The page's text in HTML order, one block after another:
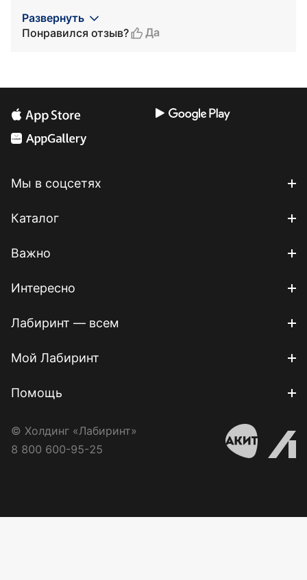
Развернуть
Понравился отзыв?
Да
Мы в соцсетях
Каталог
Важно
Интересно
Лабиринт — всем
Мой Лабиринт
Помощь
© Холдинг «Лабиринт»
8 800 600-95-25